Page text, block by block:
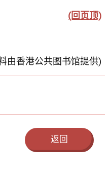
(回页顶)
由香港公共图书馆提供)
返回